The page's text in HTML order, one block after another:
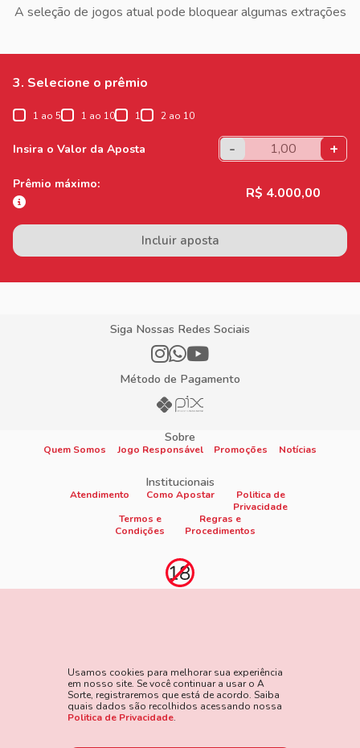
A seleção de jogos atual pode bloquear algumas extrações
3. Selecione o prêmio
1 ao 5 1 ao 10 1 2 ao 10
Insira o Valor da Aposta - +
Prêmio máximo:
R$ 4.000,00
Incluir aposta
Usamos cookies para melhorar sua experiência
em nosso site. Se você continuar a usar o A
Sorte, registraremos que está de acordo. Saiba
quais dados são recolhidos acessando nossa
Politica de Privacidade.
Siga Nossas Redes Sociais
Método de Pagamento
Sobre
Quem Somos Jogo Responsável Promoções Notícias
Institucionais
Atendimento Como Apostar
Politica de
Privacidade
Termos e
Condições
Regras e
Procedimentos
perdas financeiras e em excesso podem causar riscos à saúde.
Veja nossa página de Jogo Responsável para mais detalhes e
as ferramentas disponíveis. Jogue com responsabilidade:
www.gamblersanonymous.orgAcesse aqui os Termos e
Condições do site.